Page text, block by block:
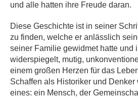
und alle hatten ihre Freude daran.
Diese Geschichte ist in seiner
zu finden, welche er anlässlich
seiner Familie gewidmet hatte und
widerspiegelt, mutig,
einem großen Herzen für das
Schaffen als Historiker und
eines: ein Mensch, der